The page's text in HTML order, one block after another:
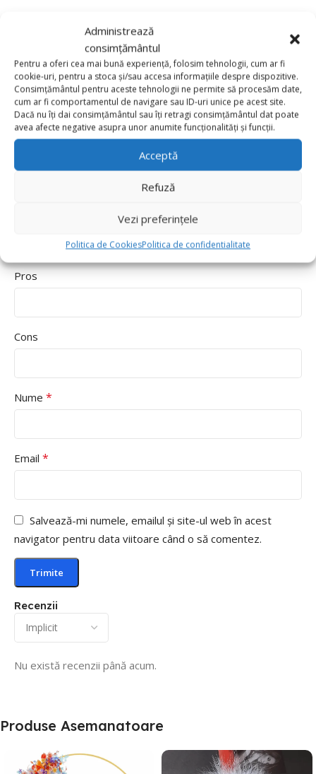
Administrează
consimțământul
Pentru a oferi cea mai bună experiență, folosim tehnologii, cum ar fi
cookie-uri, pentru a stoca și/sau accesa informațiile despre dispozitive.
Consimțământul pentru aceste tehnologii ne permite să procesăm date,
cum ar fi comportamentul de navigare sau ID-uri unice pe acest site.
Dacă nu îți dai consimțământul sau îți retragi consimțământul dat poate
avea afecte negative asupra unor anumite funcționalități și funcții.
Acceptă
Refuză
Vezi preferințele
Politica de CookiesPolitica de confidentialitate
Recenzii
Nu există recenzii până acum.
Value for money
Durability
Delivery speed
Recenzia ta*
Pros
Cons
Nume *
Email *
Salvează-mi numele, emailul și site-ul web în acest
navigator pentru data viitoare când o să comentez.
Produse Asemanatoare